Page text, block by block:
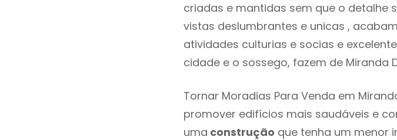
criadas e mantidas sem que o detalhe
vistas deslumbrantes e unicas ,
atividades culturias e socias e
cidade e o sossego, fazem de Miranda
Tornar Moradias Para Venda em
promover edifícios mais saudáveis e
uma construção que tenha um menor